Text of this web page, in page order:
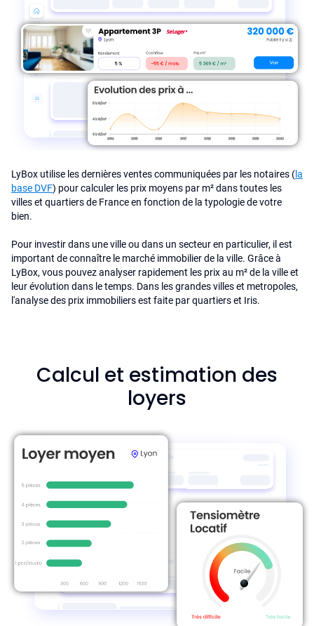
LyBox utilise les dernières ventes communiquées par les notaires (la
base DVF) pour calculer les prix moyens par m² dans toutes les
villes et quartiers de France en fonction de la typologie de votre
bien.
Pour investir dans une ville ou dans un secteur en particulier, il est
important de connaître le marché immobilier de la ville. Grâce à
LyBox, vous pouvez analyser rapidement les prix au m² de la ville et
leur évolution dans le temps. Dans les grandes villes et metropoles,
l'analyse des prix immobiliers est faite par quartiers et Iris.
Calcul et estimation des
loyers